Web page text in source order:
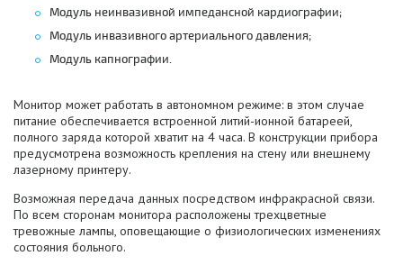
Модуль неинвазивной импедансной кардиографии;
Модуль инвазивного артериального давления;
Модуль капнографии.
Монитор может работать в автономном режиме: в этом случае
питание обеспечивается встроенной литий-ионной батареей,
полного заряда которой хватит на 4 часа. В конструкции прибора
предусмотрена возможность крепления на стену или внешнему
лазерному принтеру.
Возможная передача данных посредством инфракрасной связи.
По всем сторонам монитора расположены трехцветные
тревожные лампы, оповещающие о физиологических изменениях
состояния больного.